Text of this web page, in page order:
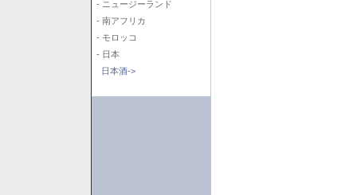
- ニュージーランド
- 南アフリカ
- モロッコ
- 日本
日本酒->